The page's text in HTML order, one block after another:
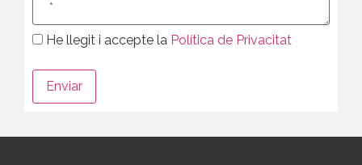
He llegit i accepte la Política de Privacitat